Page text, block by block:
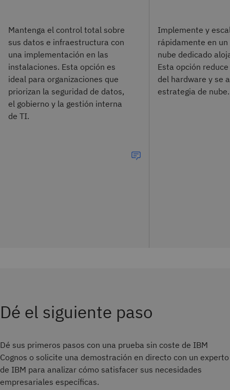
Mantenga el control total sobre
sus datos e infraestructura con
una implementación en las
instalaciones. Esta opción es
ideal para organizaciones que
priorizan la seguridad de datos,
el gobierno y la gestión interna
de TI.
Implemente y
rápidamente en
nube dedicado
Esta opción
del hardware y se
estrategia de nube.
Dé el siguiente paso
Dé sus primeros pasos con una prueba sin coste de IBM
Cognos o solicite una demostración en directo con un experto
de IBM para analizar cómo satisfacer sus necesidades
empresariales específicas.